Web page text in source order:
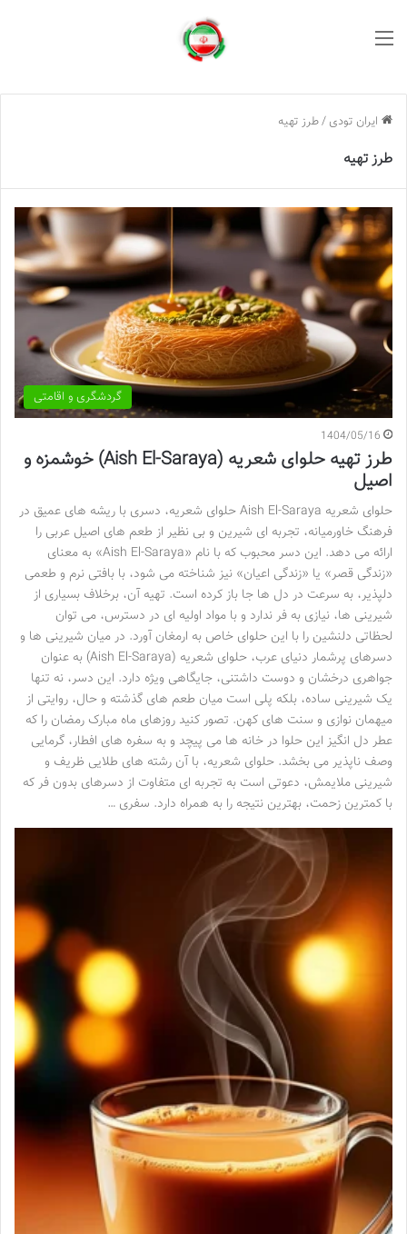
ایران تودی /طرز تهیه
طرز تهیه
گردشگری و اقامتی
1404/05/16
طرز تهیه حلوای شعریه (Aish El-Saraya) خوشمزه و
اصیل
حلوای شعریه Aish El-Saraya حلوای شعریه، دسری با ریشه های عمیق در
فرهنگ خاورمیانه، تجربه ای شیرین و بی نظیر از طعم های اصیل عربی را
ارائه می دهد. این دسر محبوب که با نام «Aish El-Saraya» به معنای
«زندگی قصر» یا «زندگی اعیان» نیز شناخته می شود، با بافتی نرم و طعمی
دلپذیر، به سرعت در دل ها جا باز کرده است. تهیه آن، برخلاف بسیاری از
شیرینی ها، نیازی به فر ندارد و با مواد اولیه ای در دسترس، می توان
لحظاتی دلنشین را با این حلوای خاص به ارمغان آورد. در میان شیرینی ها و
دسرهای پرشمار دنیای عرب، حلوای شعریه (Aish El-Saraya) به عنوان
جواهری درخشان و دوست داشتنی، جایگاهی ویژه دارد. این دسر، نه تنها
یک شیرینی ساده، بلکه پلی است میان طعم های گذشته و حال، روایتی از
میهمان نوازی و سنت های کهن. تصور کنید روزهای ماه مبارک رمضان را که
عطر دل انگیز این حلوا در خانه ها می پیچد و به سفره های افطار، گرمایی
وصف ناپذیر می بخشد. حلوای شعریه، با آن رشته های طلایی ظریف و
شیرینی ملایمش، دعوتی است به تجربه ای متفاوت از دسرهای بدون فر که
با کمترین زحمت، بهترین نتیجه را به همراه دارد. سفری …